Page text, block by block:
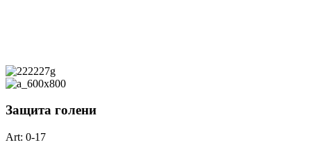
Защита голени
Art: 0-17